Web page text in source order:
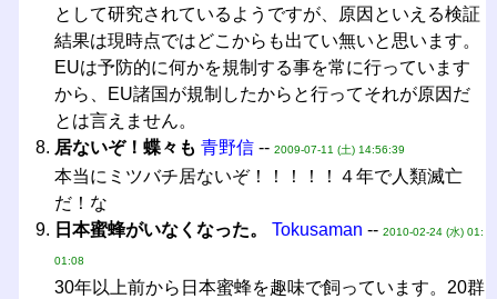
として研究されているようですが、原因といえる検証
結果は現時点ではどこからも出てい無いと思います。
EUは予防的に何かを規制する事を常に行っています
から、EU諸国が規制したからと行ってそれが原因だ
とは言えません。
居ないぞ！蝶々も 青野信-- 2009-07-11 (土) 14:56:39
本当にミツバチ居ないぞ！！！！！４年で人類滅亡
だ！な
日本蜜蜂がいなくなった。
Tokusaman -- 2010-02-24 (水) 01:
01:08
30年以上前から日本蜜蜂を趣味で飼っています。20群